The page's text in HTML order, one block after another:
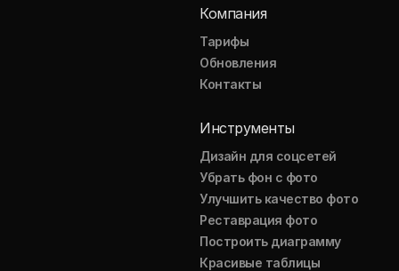
Компания
Тарифы
Обновления
Контакты
Инструменты
Дизайн для соцсетей
Убрать фон с фото
Улучшить качество фото
Реставрация фото
Построить диаграмму
Красивые таблицы